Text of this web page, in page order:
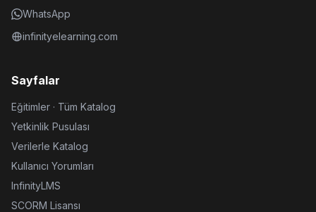
WhatsApp
infinityelearning.com
Sayfalar
Eğitimler · Tüm Katalog
Yetkinlik Pusulası
Verilerle Katalog
Kullanıcı Yorumları
InfinityLMS
SCORM Lisansı